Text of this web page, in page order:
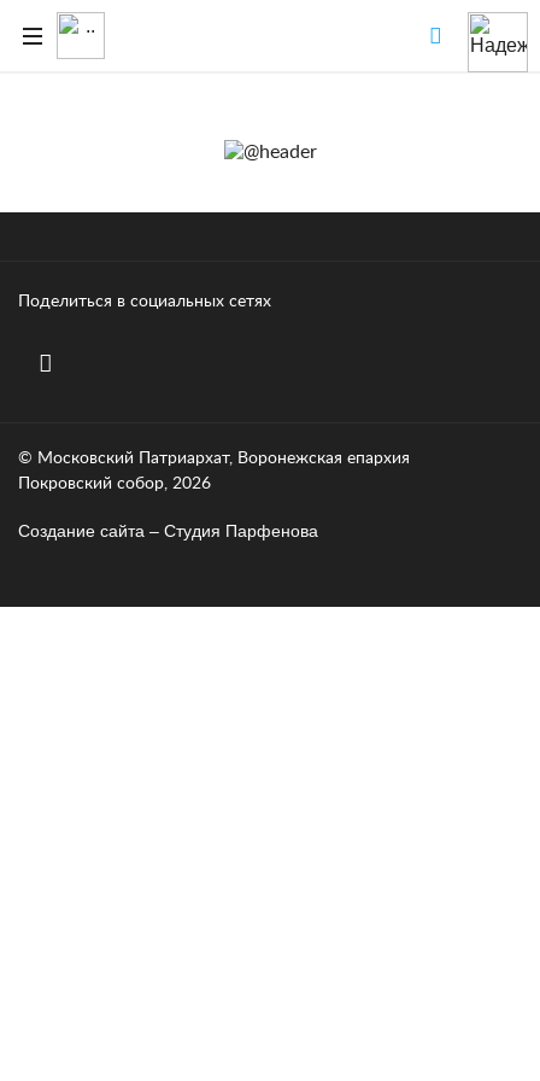
Поделиться в социальных сетях
© Московский Патриархат, Воронежcкая епархия
Покровский собор, 2026
Создание сайта – Cтудия Парфенова